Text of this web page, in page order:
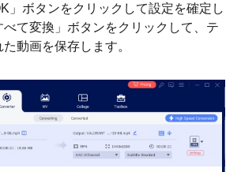
」ボタンをクリックして設定を確定し
べて変換」ボタンをクリックして、テ
動画を保存します。